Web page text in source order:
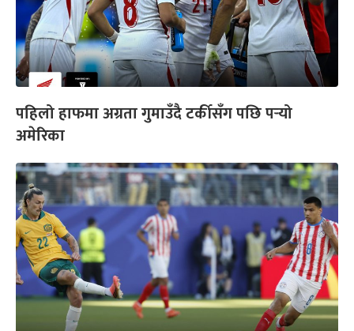
पहिलो हाफमा अग्रता गुमाउँदै टर्कीसँग पछि पर्‍यो
अमेरिका